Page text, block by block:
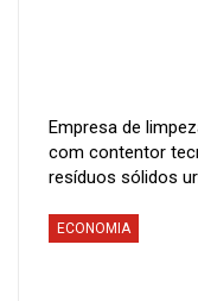
Empresa de
com contentor
resíduos sólidos
ECONOMIA